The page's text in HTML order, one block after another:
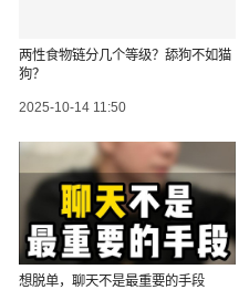
两性食物链分几个等级？舔狗不如猫
狗？
2025-10-14 11:50
想脱单，聊天不是最重要的手段